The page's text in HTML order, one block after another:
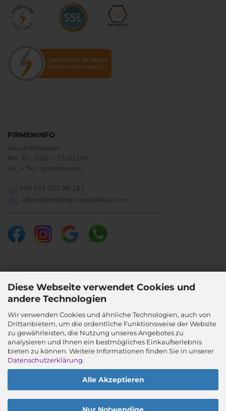
Diese Webseite verwendet Cookies und
andere Technologien
Wir verwenden Cookies und ähnliche Technologien, auch von
Drittanbietern, um die ordentliche Funktionsweise der Website
zu gewährleisten, die Nutzung unseres Angebotes zu
analysieren und Ihnen ein bestmögliches Einkaufserlebnis
bieten zu können. Weitere Informationen finden Sie in unserer
Datenschutzerklärung.
Alle Akzeptieren
FIRMENINFO
Geschäftszeiten
Mo.-Fr.: 9:00 – 15:00 Uhr
Sa. + So.: geschlossen
+49 151 222 88 187
office@paradog-manufaktur.com
SICHER BEZAHLEN
SICHER VERSENDEN